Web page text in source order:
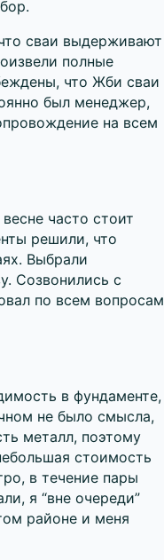
сваи выдерживают
полные
что Жби сваи
был менеджер,
на всем
часто стоит
решили, что
Выбрали
Созвонились с
по всем вопросам
в фундаменте,
не было смысла,
металл, поэтому
стоимость
в течение пары
я “вне очереди”
районе и меня